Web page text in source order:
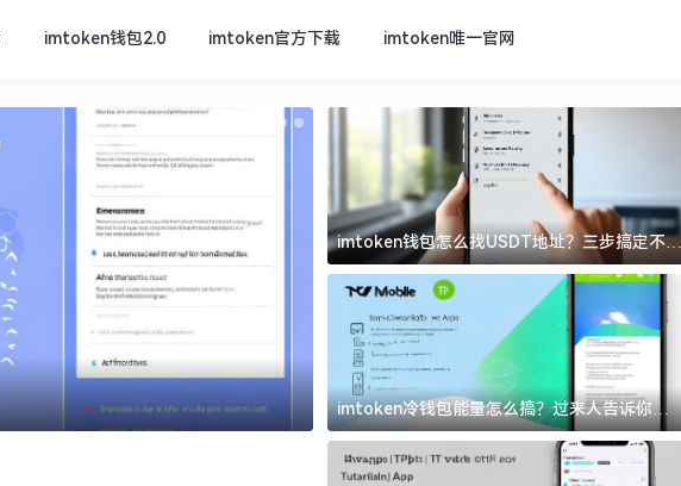
imtoken钱包2.0 imtoken官方下载 imtoken唯一官网
imtoken官方下载
imtoken钱包怎么找USDT地址？三步搞定不踩
坑
imtoken冷钱包能量怎么搞？过来人告诉你门
道